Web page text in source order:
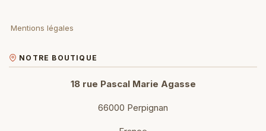
Mentions légales
NOTRE BOUTIQUE
18 rue Pascal Marie Agasse
66000 Perpignan